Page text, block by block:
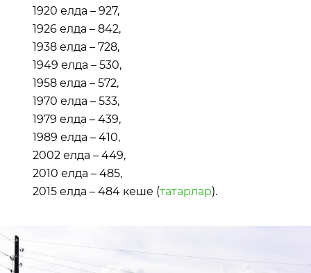
1920 елда – 927,
1926 елда – 842,
1938 елда – 728,
1949 елда – 530,
1958 елда – 572,
1970 елда – 533,
1979 елда – 439,
1989 елда – 410,
2002 елда – 449,
2010 елда – 485,
2015 елда – 484 кеше (татарлар).